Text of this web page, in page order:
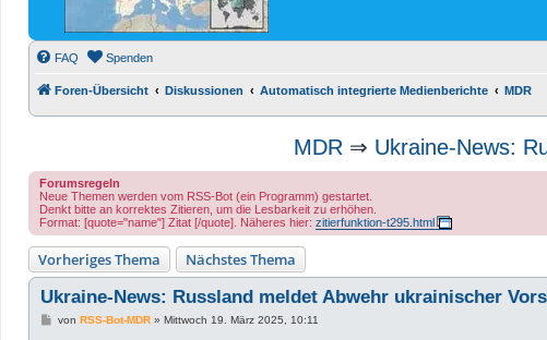
FAQ Spenden
Foren-Übersicht Diskussionen Automatisch integrierte Medienberichte MDR
MDR ⇒ Ukraine-News:
Forumsregeln
Neue Themen werden vom RSS-Bot (ein Programm) gestartet.
Denkt bitte an korrektes Zitieren, um die Lesbarkeit zu erhöhen.
Format: [quote="name"] Zitat [/quote]. Näheres hier: zitierfunktion-t295.html
Vorheriges Thema Nächstes Thema
Ukraine-News: Russland meldet Abwehr ukrainischer
Bvon RSS-Bot-MDR» Mittwoch 19. März 2025, 10:11